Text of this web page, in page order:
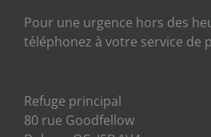
Pour une urgence hors des
téléphonez à votre service de
Refuge principal
80 rue Goodfellow